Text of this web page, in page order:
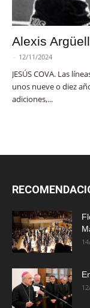
Alexis
- 12/11/2024
JESÚS COVA. Las
unos nueve o diez
adiciones,...